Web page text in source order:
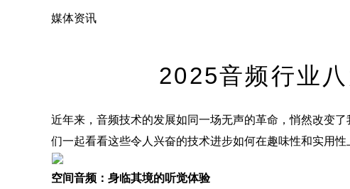
媒体资讯
2025音频行业
近年来，音频技术的发展如同一场无声的革命，悄然改变
们一起看看这些令人兴奋的技术进步如何在趣味性和实用性
空间音频：身临其境的听觉体验